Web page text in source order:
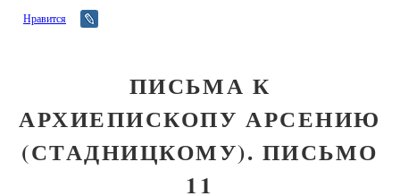
Нравится
ПИСЬМА К
АРХИЕПИСКОПУ АРСЕНИЮ
(СТАДНИЦКОМУ). ПИСЬМО
11